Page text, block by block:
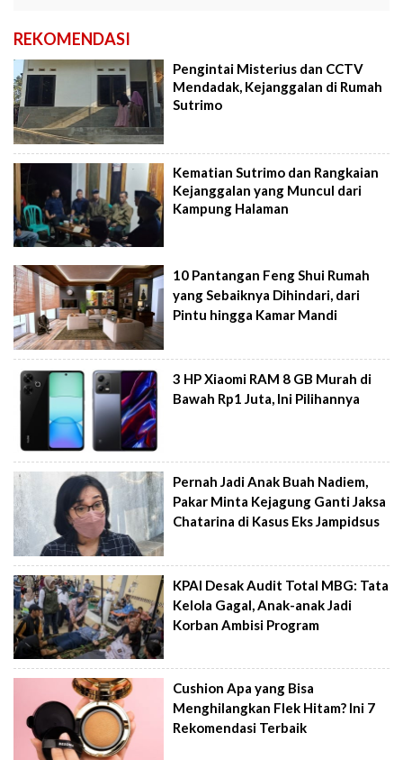
REKOMENDASI
Pengintai Misterius dan CCTV
Mendadak, Kejanggalan di Rumah
Sutrimo
Kematian Sutrimo dan Rangkaian
Kejanggalan yang Muncul dari
Kampung Halaman
10 Pantangan Feng Shui Rumah
yang Sebaiknya Dihindari, dari
Pintu hingga Kamar Mandi
3 HP Xiaomi RAM 8 GB Murah di
Bawah Rp1 Juta, Ini Pilihannya
Pernah Jadi Anak Buah Nadiem,
Pakar Minta Kejagung Ganti Jaksa
Chatarina di Kasus Eks Jampidsus
KPAI Desak Audit Total MBG: Tata
Kelola Gagal, Anak-anak Jadi
Korban Ambisi Program
Cushion Apa yang Bisa
Menghilangkan Flek Hitam? Ini 7
Rekomendasi Terbaik